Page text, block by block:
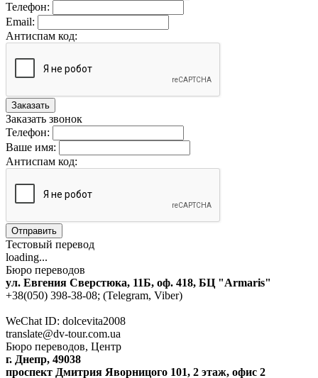
Телефон:
Email:
Антиспам код:
Заказать
Заказать звонок
Телефон:
Ваше имя:
Антиспам код:
Отправить
Тестовый перевод
loading...
Бюро переводов
ул. Евгения Сверстюка, 11Б, оф. 418, БЦ "Armaris"
+38(050) 398-38-08; (Telegram, Viber)
WeChat ID: dolcevita2008
translate@dv-tour.com.ua
Бюро переводов, Центр
г. Днепр, 49038
проспект Дмитрия Яворницого 101, 2 этаж, офис 2